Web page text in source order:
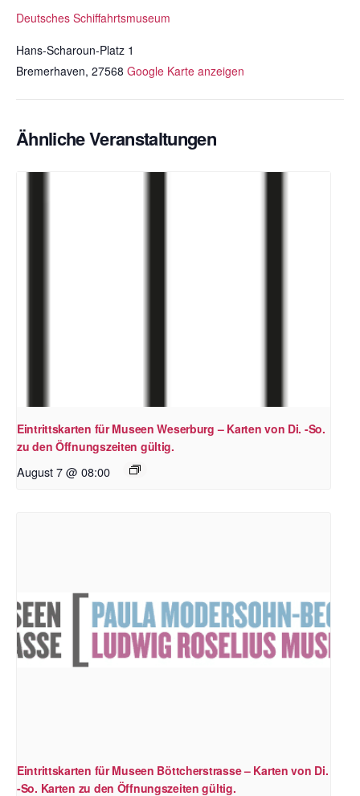
Deutsches Schiffahrtsmuseum
Hans-Scharoun-Platz 1
Bremerhaven, 27568 Google Karte anzeigen
Ähnliche Veranstaltungen
Eintrittskarten für Museen Weserburg – Karten von Di. -So.
zu den Öffnungszeiten gültig.
August 7 @ 08:00
Eintrittskarten für Museen Böttcherstrasse – Karten von Di.
-So. Karten zu den Öffnungszeiten gültig.